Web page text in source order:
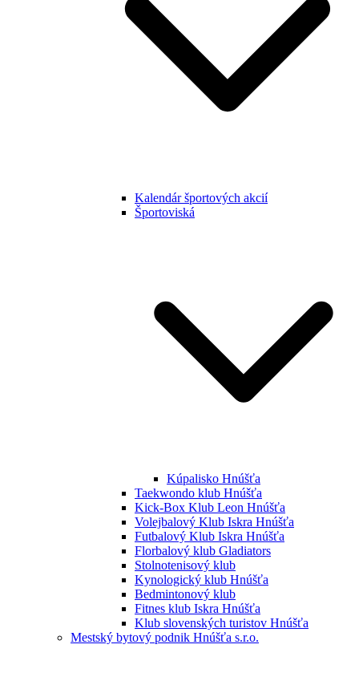
Kalendár športových akcií
Športoviská
Kúpalisko Hnúšťa
Taekwondo klub Hnúšťa
Kick-Box Klub Leon Hnúšťa
Volejbalový Klub Iskra Hnúšťa
Futbalový Klub Iskra Hnúšťa
Florbalový klub Gladiators
Stolnotenisový klub
Kynologický klub Hnúšťa
Bedmintonový klub
Fitnes klub Iskra Hnúšťa
Klub slovenských turistov Hnúšťa
Mestský bytový podnik Hnúšťa s.r.o.